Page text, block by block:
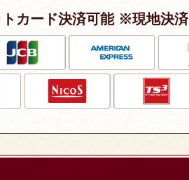
トカード決済可能 ※現地決済